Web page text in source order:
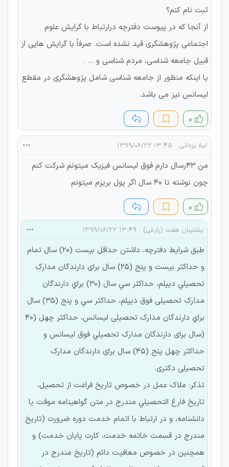
ثبت نام کنم؟
از آنجا که در پیوست دفترچه درارتباط با گرایش علوم
اجتماعی پژوهشگری قید نشده است. صرفاً با گرایش هایی از
قبیل جامعه شناسی، مردم شناسی و ... .
یا اینکه منظور از جامعه شناسی شامل پژوهشگری در مقطع
لیسانس نیز می باشد.
۰
لیلا یزدانی ۱۳:۴۵ ۱۳۹۹/۰۶/۲۲
من ۴۳رسال دارم فوق لیسانس فیزیک میتونم شرکت کنم
چون نوشته تا ۴۰ سال اگر پول بریزم میتونم
۰
پشتیبان هفت (زارعی) ۱۳:۴۹ ۱۳۹۹/۰۶/۲۲
طبق شرایط دفترچه، داشتن حداقل بيست (20) سال تمام
و حداكثر بيست و پنج (25) سال برای دارندگان مدارك
تحصيلي ديپلم، حداكثر سي سال (30) براي دارندگان
مدارك تحصيلی فوق ديپلم، حداكثر سي و پنج (35) سال
براي دارندگان مدارك تحصيلی ليسانس، حداكثر چهل (40
(سال برای دارندگان مدارك تحصيلي فوق ليسانس و
حداكثر چهل پنج (45) سال برای دارندگان مدارك
تحصيلی دكتری.
تذكر: ملاك عمل در خصوص تاريخ فراغت از تحصيل،
تاريخ فارغ التحصيلي مندرج در متن گواهينامه موقت يا
دانشنامه، و در ارتباط با اتمام خدمت دوره ضرورت (تاريخ
مندرج در قسمت خاتمه خدمت، كارت پايان خدمت) و
همچنين در خصوص معافيت دائم (تاريخ مندرج در